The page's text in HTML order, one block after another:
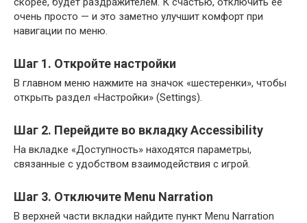
очень просто — и это заметно улучшит комфорт при
навигации по меню.
Шаг 1. Откройте настройки
В главном меню нажмите на значок «шестеренки», чтобы
открыть раздел «Настройки» (Settings).
Шаг 2. Перейдите во вкладку Accessibility
На вкладке «Доступность» находятся параметры,
связанные с удобством взаимодействия с игрой.
Шаг 3. Отключите Menu Narration
В верхней части вкладки найдите пункт Menu Narration